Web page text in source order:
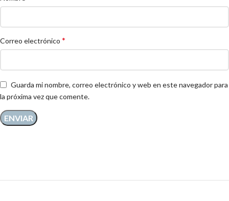
Correo electrónico *
Guarda mi nombre, correo electrónico y web en este navegador para
la próxima vez que comente.